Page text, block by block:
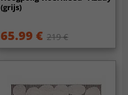
(grijs)
65.99 € 219 €